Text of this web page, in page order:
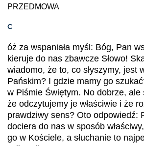
PRZEDMOWA
C
óż za wspaniała myśl: Bóg, Pan
kieruje do nas zbawcze Słowo!
wiadomo, że to, co słyszymy, jest
Pańskim? I gdzie mamy go
w Piśmie Świętym. No dobrze, ale
że odczytujemy je właściwie i że
prawdziwy sens? Oto odpowiedź:
dociera do nas w sposób
go w Kościele, a słuchanie to